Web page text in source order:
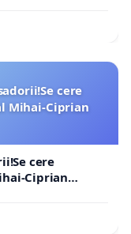
cere
Mihai-Ciprian
cere
Ciprian